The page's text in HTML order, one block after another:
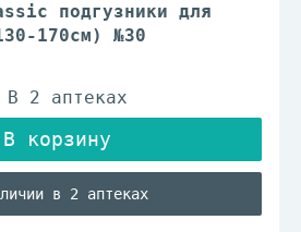
подгузники для
170см) №30
в 2 аптеках